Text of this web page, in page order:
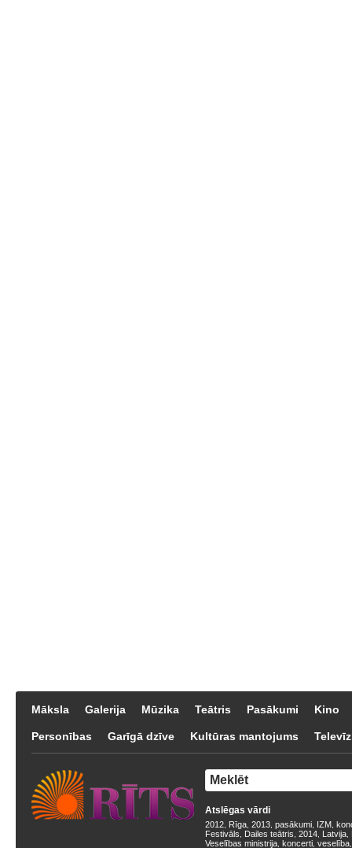
Māksla Galerija Mūzika Teātris Pasākumi Kino
Personības Garīgā dzīve Kultūras mantojums
Atslēgas vārdi
2012 Rīga 2013 pasākumi IZM
Festivāls
Dailes teātris 2014 Latvija
Veselības ministrija koncerti veselība